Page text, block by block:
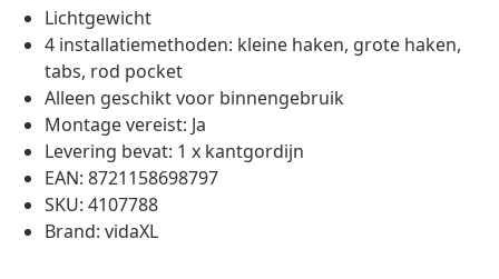
Lichtgewicht
4 installatiemethoden: kleine haken, grote haken,
tabs, rod pocket
Alleen geschikt voor binnengebruik
Montage vereist: Ja
Levering bevat: 1 x kantgordijn
EAN: 8721158698797
SKU: 4107788
Brand: vidaXL